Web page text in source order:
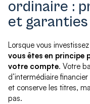
ordinaire :
et garanties
Lorsque vous
vous êtes en principe
votre compte. Votre
d’intermédiaire
et conserve les titres,
pas.